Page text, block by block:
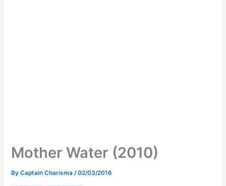
Mother Water (2010)
ByCaptain Charisma /02/03/2016